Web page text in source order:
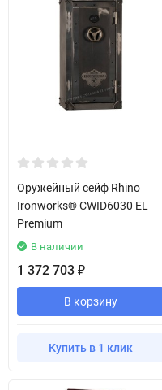
Оружейный сейф Rhino
Ironworks® CWID6030 EL
Premium
В наличии
1 372 703 ₽
В корзину
Купить в 1 клик